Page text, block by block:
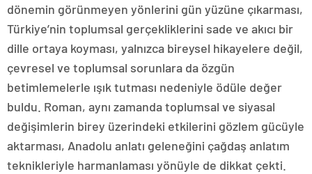
dönemin görünmeyen yönlerini gün yüzüne çıkarması,
Türkiye’nin toplumsal gerçekliklerini sade ve akıcı bir
dille ortaya koyması, yalnızca bireysel hikayelere değil,
çevresel ve toplumsal sorunlara da özgün
betimlemelerle ışık tutması nedeniyle ödüle değer
buldu. Roman, aynı zamanda toplumsal ve siyasal
değişimlerin birey üzerindeki etkilerini gözlem gücüyle
aktarması, Anadolu anlatı geleneğini çağdaş anlatım
teknikleriyle harmanlaması yönüyle de dikkat çekti.